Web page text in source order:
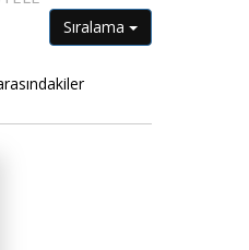
Sıralama